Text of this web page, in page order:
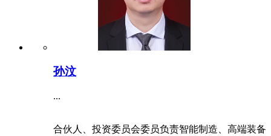
孙汶
...
合伙人、投资委员会委员负责智能制造、高端装备